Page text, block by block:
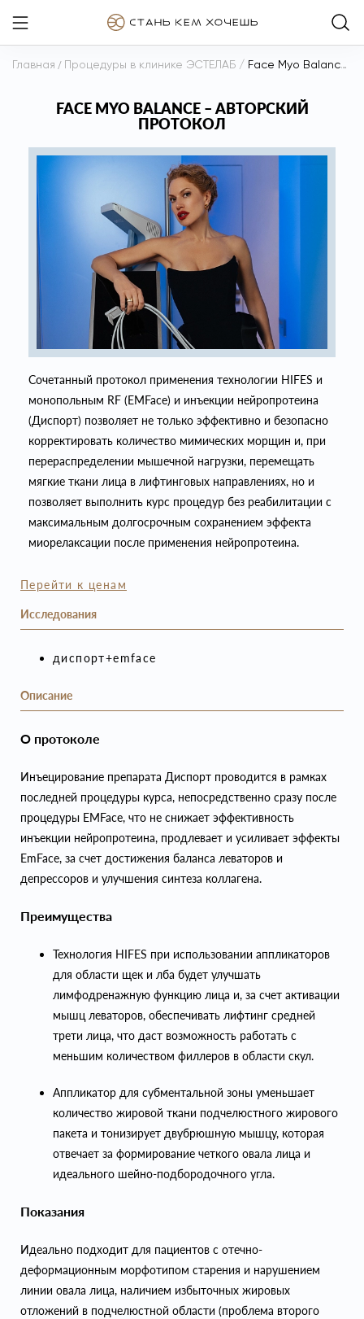
Главная / Процедуры в клинике ЭСТЕЛАБ / Face Myo Balance – авторский протокол
FACE MYO BALANCE – АВТОРСКИЙ
ПРОТОКОЛ
Cочетанный протокол применения технологии HIFES и
монопольным RF (EMFace) и инъекции нейропротеина
(Диспорт) позволяет не только эффективно и безопасно
корректировать количество мимических морщин и, при
перераспределении мышечной нагрузки, перемещать
мягкие ткани лица в лифтинговых направлениях, но и
позволяет выполнить курс процедур без реабилитации с
максимальным долгосрочным сохранением эффекта
миорелаксации после применения нейропротеина.
Перейти к ценам
Исследования
диспорт+emface
Описание
О протоколе
Инъецирование препарата Диспорт проводится в рамках
последней процедуры курса, непосредственно сразу после
процедуры EMFace, что не снижает эффективность
инъекции нейропротеина, продлевает и усиливает эффекты
EmFace, за счет достижения баланса леваторов и
депрессоров и улучшения синтеза коллагена.
Преимущества
Технология HIFES при использовании аппликаторов
для области щек и лба будет улучшать
лимфодренажную функцию лица и, за счет активации
мышц леваторов, обеспечивать лифтинг средней
трети лица, что даст возможность работать с
меньшим количеством филлеров в области скул.
Аппликатор для субментальной зоны уменьшает
количество жировой ткани подчелюстного жирового
пакета и тонизирует двубрюшную мышцу, которая
отвечает за формирование четкого овала лица и
идеального шейно-подбородочного угла.
Показания
Идеально подходит для пациентов с отечно-
деформационным морфотипом старения и нарушением
линии овала лица, наличием избыточных жировых
отложений в подчелюстной области (проблема второго